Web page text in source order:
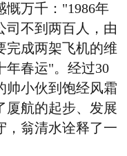
慨万千："1986年
司不到两百人，由
完成两架飞机的维
年春运"。经过30
帅小伙到饱经风霜
厦航的起步、发展
，翁清水诠释了一